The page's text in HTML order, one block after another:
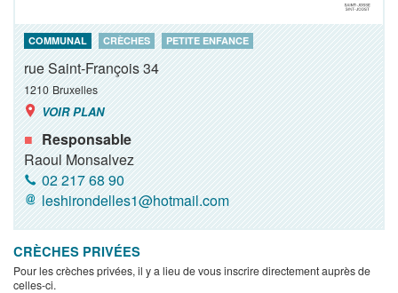
COMMUNAL CRÈCHES PETITE ENFANCE
rue Saint-François 34
1210 Bruxelles
VOIR PLAN
Responsable
Raoul Monsalvez
02 217 68 90
leshirondelles1@hotmail.com
CRÈCHES PRIVÉES
Pour les crèches privées, il y a lieu de vous inscrire directement auprès de
celles-ci.